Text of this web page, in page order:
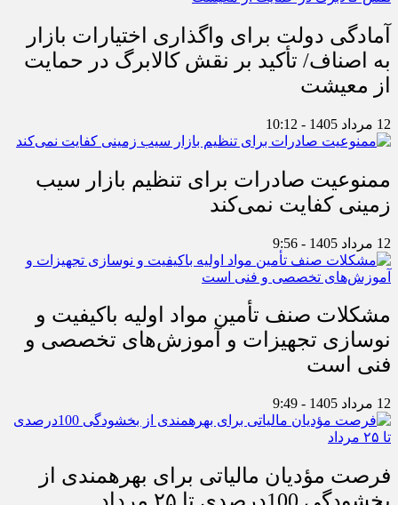
آمادگی دولت برای واگذاری اختیارات بازار
به اصناف/ تأکید بر نقش کالابرگ در حمایت
از معیشت
12 مرداد 1405 - 10:12
ممنوعیت صادرات برای تنظیم بازار سیب
زمینی کفایت نمی‌کند
12 مرداد 1405 - 9:56
مشکلات صنف تأمین مواد اولیه باکیفیت و
نوسازی تجهیزات و آموزش‌های تخصصی و
فنی است
12 مرداد 1405 - 9:49
فرصت مؤدیان مالیاتی برای بهره‎مندی از